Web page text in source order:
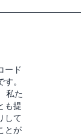
ード
。
私た
も提
して
とが